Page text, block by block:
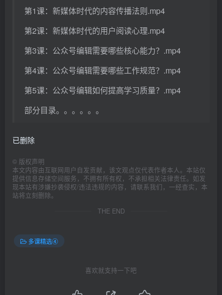
第1课：新媒体时代的内容传播法则.mp4
第2课：新媒体时代的用户阅读心理.mp4
第3课：公众号编辑需要哪些核心能力？.mp4
第4课：公众号编辑需要哪些工作规范？.mp4
第5课：公众号编辑如何提高学习质量？.mp4
部分目录。。。。。。
已删除
© 版权声明
本文内容由互联网用户自发贡献，该文观点仅代表作者本人。本站仅
提供信息存储空间服务，不拥有所有权，不承担相关法律责任。如发
现本站有涉嫌抄袭侵权/违法违规的内容，请联系我们，一经查实，本
站将立刻删除。
THE END
多课精选④
喜欢就支持一下吧